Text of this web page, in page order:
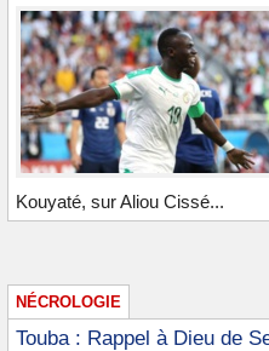
Kouyaté, sur Aliou Cissé...
NÉCROLOGIE
Touba : Rappel à Dieu de